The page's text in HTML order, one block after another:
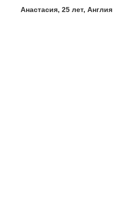
Анастасия, 25 лет, Англия